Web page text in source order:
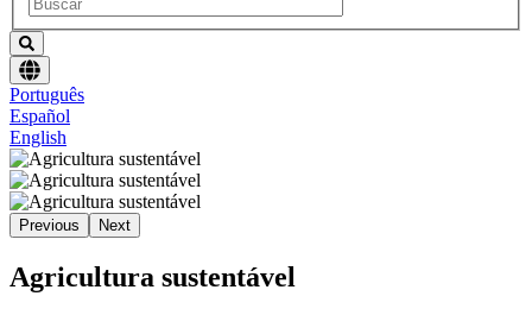
Elegir
un
idioma
Português
Español
English
Previous Next
Agricultura sustentável